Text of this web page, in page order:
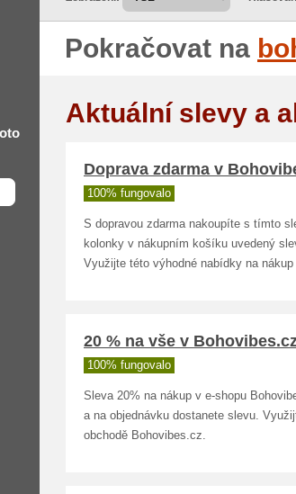
Pokračovat na
Aktuální slevy a
Doprava zdarma v
100% fungovalo
S dopravou zdarma nakoupíte s tímto
kolonky v nákupním košíku uvedený
Využijte této výhodné nabídky na
20 % na vše v
100% fungovalo
Sleva 20% na nákup v e-shopu
a na objednávku dostanete slevu.
obchodě Bohovibes.cz.